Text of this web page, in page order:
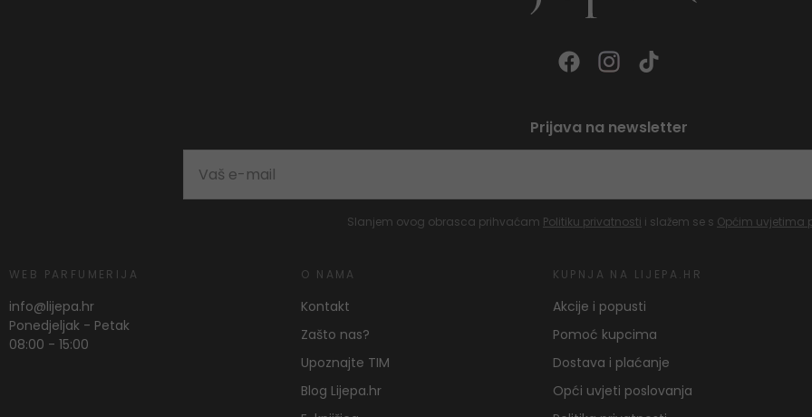
Prijava na newsletter
Slanjem ovog obrasca prihvaćam Politiku privatnosti i slažem se s Općim uvjetima
WEB PARFUMERIJA
info@lijepa.hr
Ponedjeljak - Petak
08:00 - 15:00
O NAMA
Kontakt
Zašto nas?
Upoznajte TIM
Blog Lijepa.hr
KUPNJA NA LIJEPA.HR
Akcije i popusti
Pomoć kupcima
Dostava i plaćanje
Opći uvjeti poslovanja